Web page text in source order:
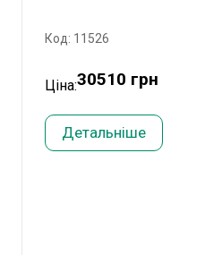
Код: 11526
Ціна:30510 грн
Детальніше